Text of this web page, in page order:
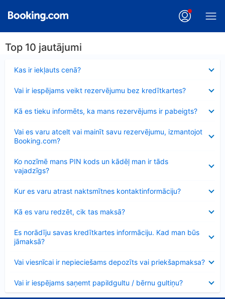
Top 10 jautājumi
Kas ir iekļauts cenā?
Vai ir iespējams veikt rezervējumu bez kredītkartes?
Kā es tieku informēts, ka mans rezervējums ir pabeigts?
Vai es varu atcelt vai mainīt savu rezervējumu, izmantojot
Booking.com?
Ko nozīmē mans PIN kods un kādēļ man ir tāds
vajadzīgs?
Kur es varu atrast naktsmītnes kontaktinformāciju?
Kā es varu redzēt, cik tas maksā?
Es norādīju savas kredītkartes informāciju. Kad man būs
jāmaksā?
Vai viesnīcai ir nepieciešams depozīts vai priekšapmaksa?
Vai ir iespējams saņemt papildgultu / bērnu gultiņu?